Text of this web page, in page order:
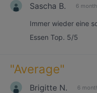
Sascha B. 6
Immer wieder eine
Essen Top. 5/5
"Average"
Brigitte N. 6